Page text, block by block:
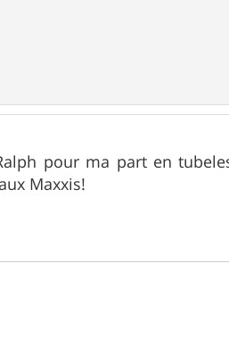
pour ma part en
Maxxis!